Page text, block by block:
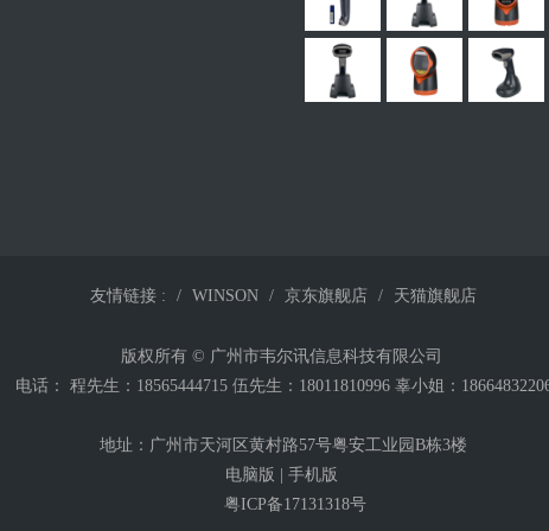
友情链接 : WINSON 京东旗舰店 天猫旗舰店
版权所有 © 广州市韦尔讯信息科技有限公司
电话： 程先生：18565444715 伍先生：18011810996 辜小姐：
地址：广州市天河区黄村路57号粤安工业园B栋3楼
电脑版
手机版
粤ICP备17131318号